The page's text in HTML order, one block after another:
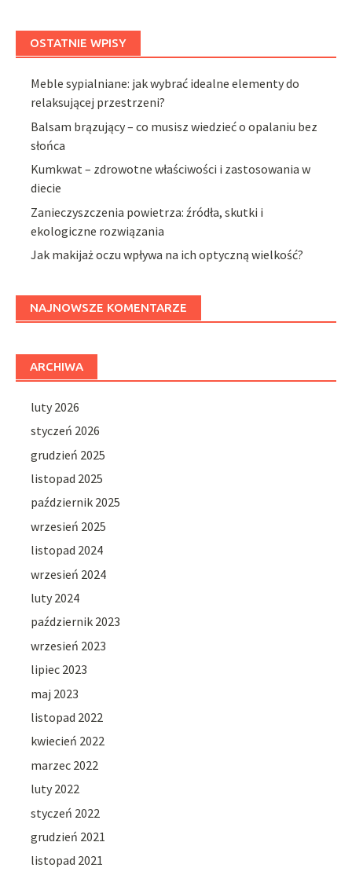
OSTATNIE WPISY
Meble sypialniane: jak wybrać idealne elementy do
relaksującej przestrzeni?
Balsam brązujący – co musisz wiedzieć o opalaniu bez
słońca
Kumkwat – zdrowotne właściwości i zastosowania w
diecie
Zanieczyszczenia powietrza: źródła, skutki i
ekologiczne rozwiązania
Jak makijaż oczu wpływa na ich optyczną wielkość?
NAJNOWSZE KOMENTARZE
ARCHIWA
luty 2026
styczeń 2026
grudzień 2025
listopad 2025
październik 2025
wrzesień 2025
listopad 2024
wrzesień 2024
luty 2024
październik 2023
wrzesień 2023
lipiec 2023
maj 2023
listopad 2022
kwiecień 2022
marzec 2022
luty 2022
styczeń 2022
grudzień 2021
listopad 2021